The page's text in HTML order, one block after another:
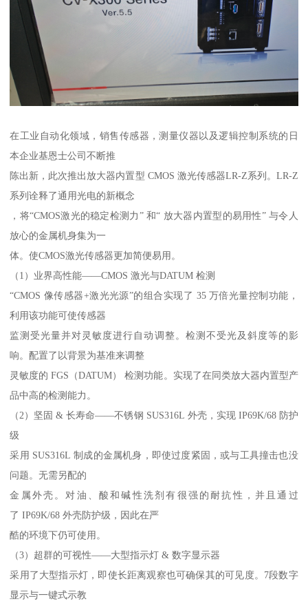
在工业自动化领域，销售传感器，测量仪器以及逻辑控制系统的日
本企业基恩士公司不断推
陈出新，此次推出放大器内置型 CMOS 激光传感器LR-Z系列。LR-Z
系列诠释了通用光电的新概念
，将“CMOS激光的稳定检测力” 和“ 放大器内置型的易用性” 与令人
放心的金属机身集为一
体。使CMOS激光传感器更加简便易用。
（1）业界高性能——CMOS 激光与DATUM 检测
“CMOS 像传感器+激光光源”的组合实现了 35 万倍光量控制功能，
利用该功能可使传感器
监测受光量并对灵敏度进行自动调整。检测不受光及斜度等的影
响。配置了以背景为基准来调整
灵敏度的 FGS（DATUM） 检测功能。实现了在同类放大器内置型产
品中高的检测能力。
（2）坚固 & 长寿命——不锈钢 SUS316L 外壳，实现 IP69K/68 防护
级
采用 SUS316L 制成的金属机身，即使过度紧固，或与工具撞击也没
问题。无需另配的
金属外壳。对油、酸和碱性洗剂有很强的耐抗性，并且通过
了 IP69K/68 外壳防护级，因此在严
酷的环境下仍可使用。
（3）超群的可视性——大型指示灯 & 数字显示器
采用了大型指示灯，即使长距离观察也可确保其的可见度。7段数字
显示与一键式示教